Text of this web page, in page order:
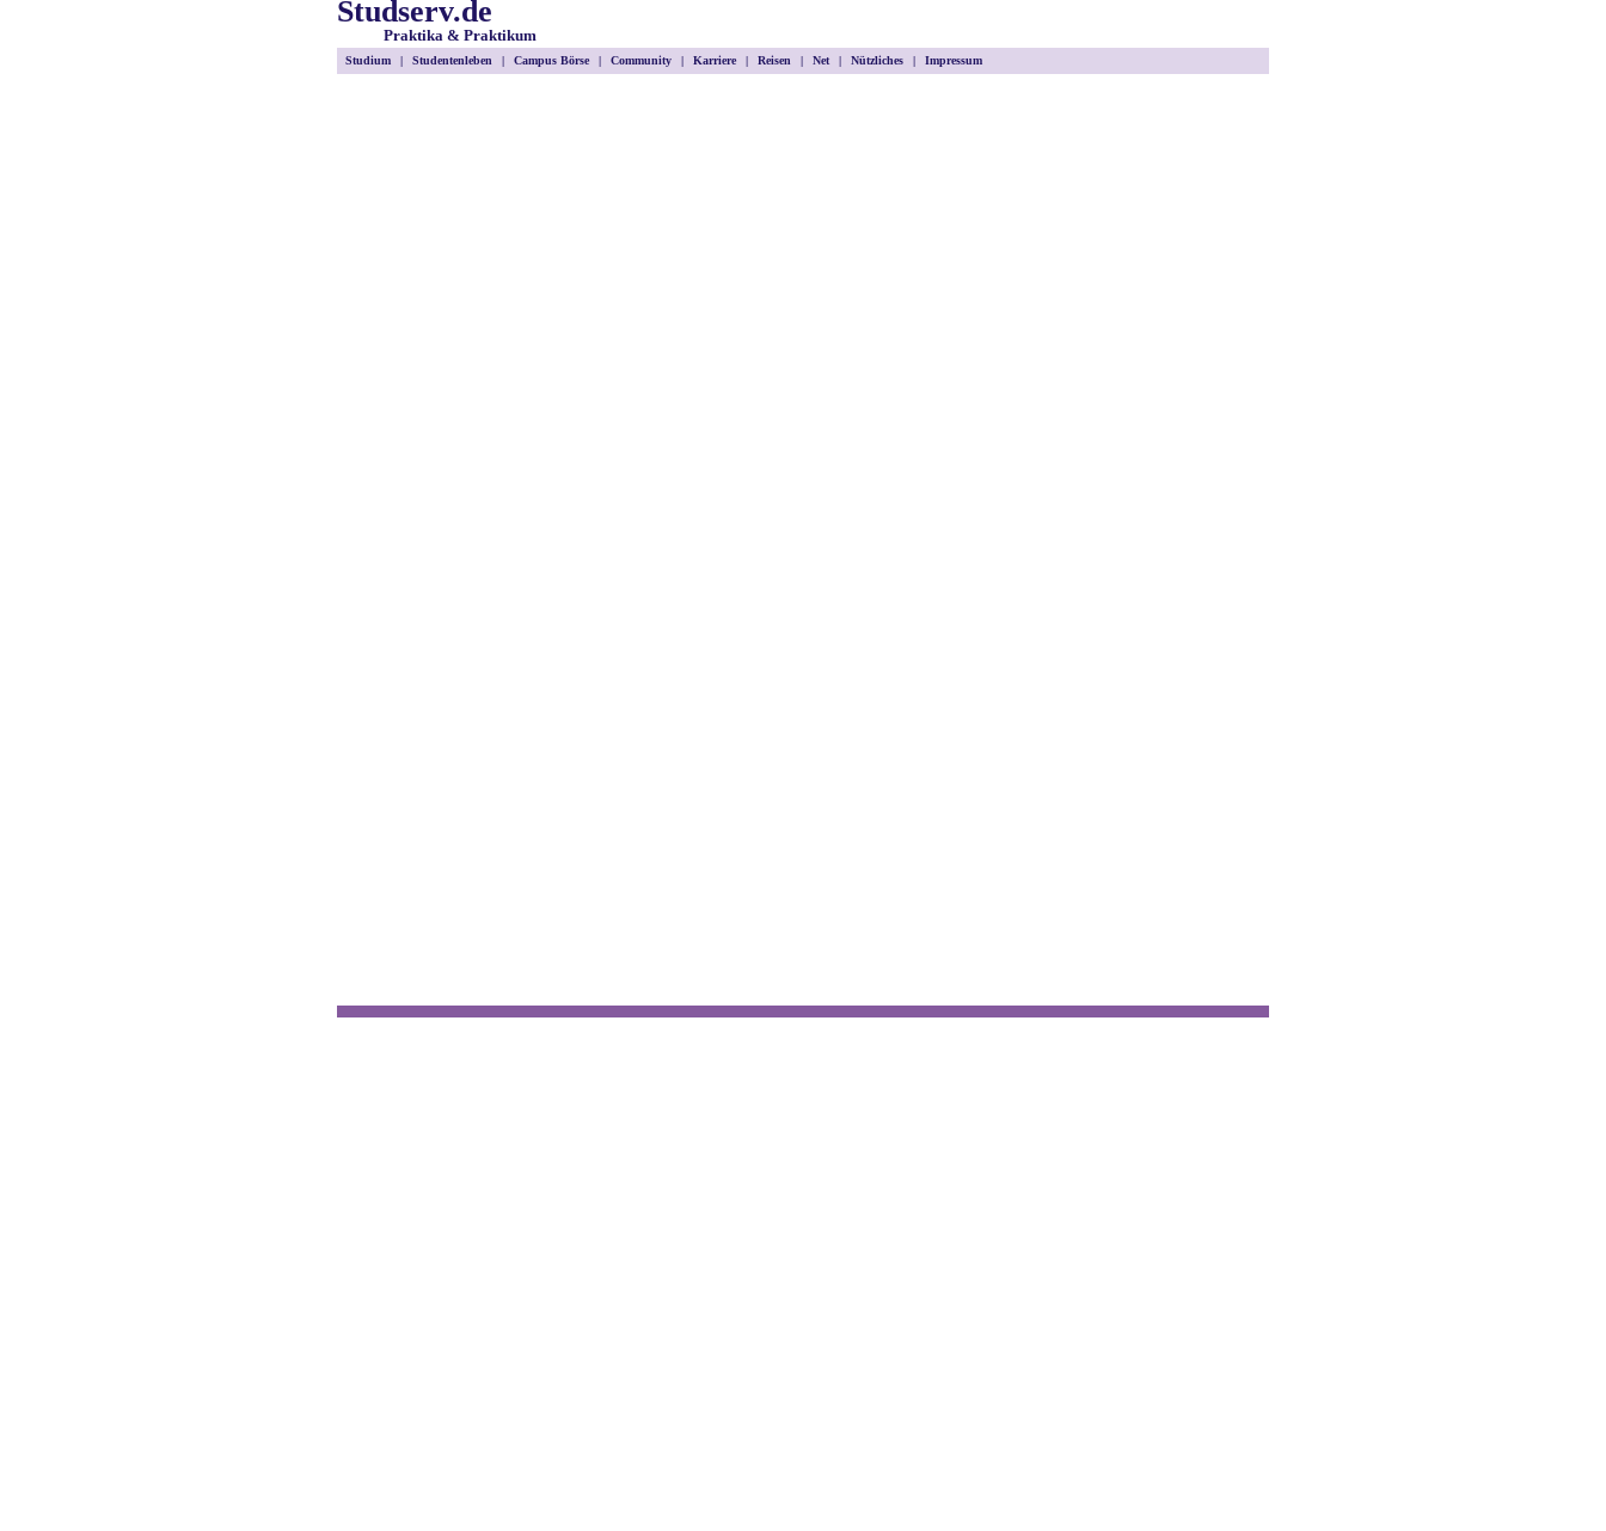
Studserv.de
Praktika & Praktikum
Studium | Studentenleben | Campus Börse | Community | Karriere | Reisen | Net | Nützliches | Impressum